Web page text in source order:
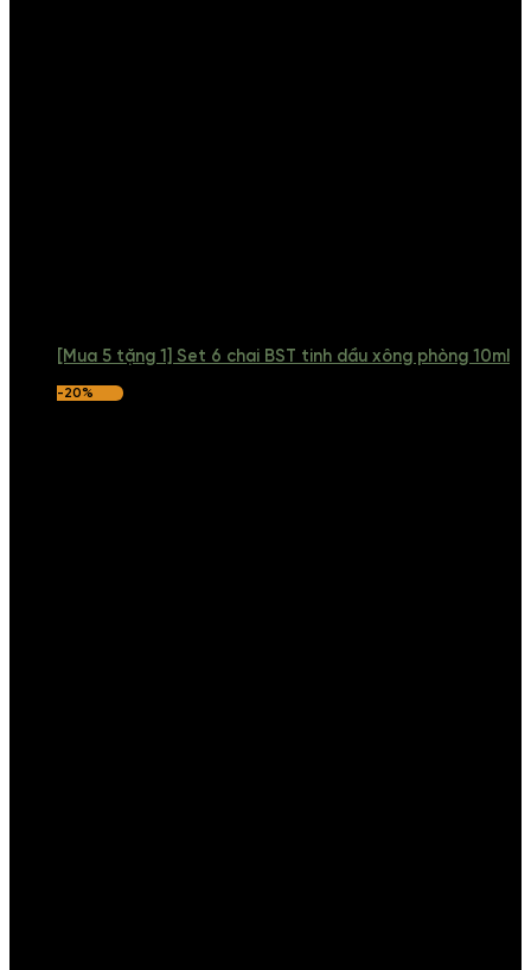
[Mua 5 tặng 1] Set 6 chai BST tinh dầu xông phòng 10ml
-20%